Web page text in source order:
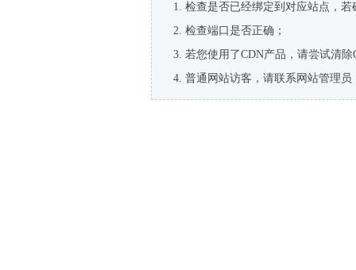
检查是否已经绑定到对应站点，
检查端口是否正确；
若您使用了CDN产品，请尝试清除
普通网站访客，请联系网站管理员